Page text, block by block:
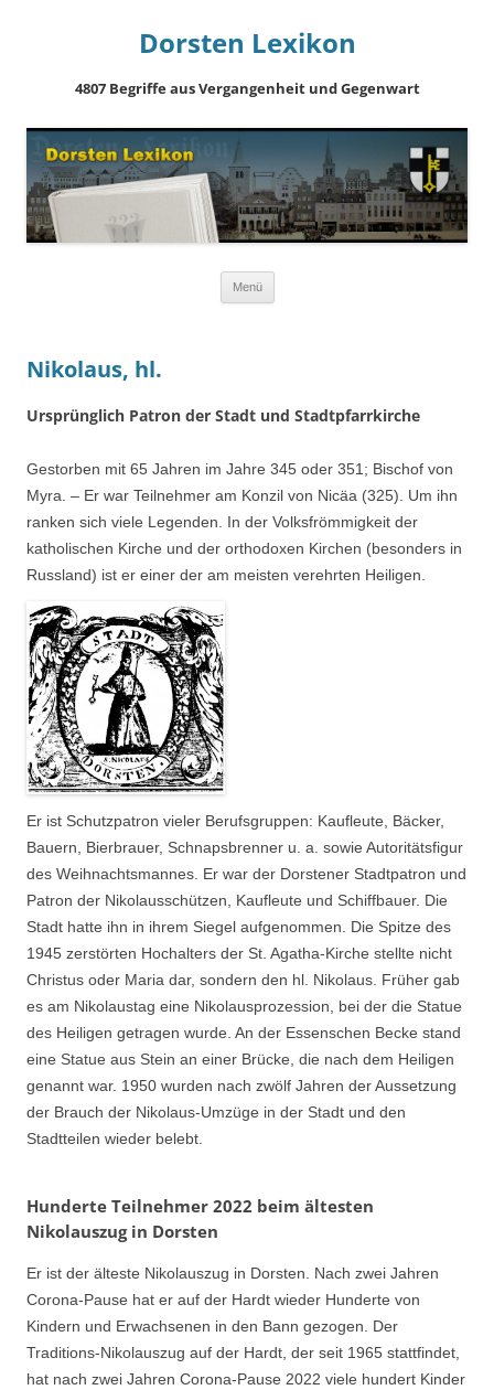
Dorsten Lexikon
4807 Begriffe aus Vergangenheit und Gegenwart
Menü
Nikolaus, hl.
Ursprünglich Patron der Stadt und Stadtpfarrkirche
Gestorben mit 65 Jahren im Jahre 345 oder 351; Bischof von
Myra. – Er war Teilnehmer am Konzil von Nicäa (325). Um ihn
ranken sich viele Legenden. In der Volksfrömmigkeit der
katholischen Kirche und der orthodoxen Kirchen (besonders in
Russland) ist er einer der am meisten verehrten Heiligen.
Er ist Schutzpatron vieler Berufsgruppen: Kaufleute, Bäcker,
Bauern, Bierbrauer, Schnapsbrenner u. a. sowie Autoritätsfigur
des Weihnachtsmannes. Er war der Dorstener Stadtpatron und
Patron der Nikolausschützen, Kaufleute und Schiffbauer. Die
Stadt hatte ihn in ihrem Siegel aufgenommen. Die Spitze des
1945 zerstörten Hochalters der St. Agatha-Kirche stellte nicht
Christus oder Maria dar, sondern den hl. Nikolaus. Früher gab
es am Nikolaustag eine Nikolausprozession, bei der die Statue
des Heiligen getragen wurde. An der Essenschen Becke stand
eine Statue aus Stein an einer Brücke, die nach dem Heiligen
genannt war. 1950 wurden nach zwölf Jahren der Aussetzung
der Brauch der Nikolaus-Umzüge in der Stadt und den
Stadtteilen wieder belebt.
Hunderte Teilnehmer 2022 beim ältesten
Nikolauszug in Dorsten
Er ist der älteste Nikolauszug in Dorsten. Nach zwei Jahren
Corona-Pause hat er auf der Hardt wieder Hunderte von
Kindern und Erwachsenen in den Bann gezogen. Der
Traditions-Nikolauszug auf der Hardt, der seit 1965 stattfindet,
hat nach zwei Jahren Corona-Pause 2022 viele hundert Kinder